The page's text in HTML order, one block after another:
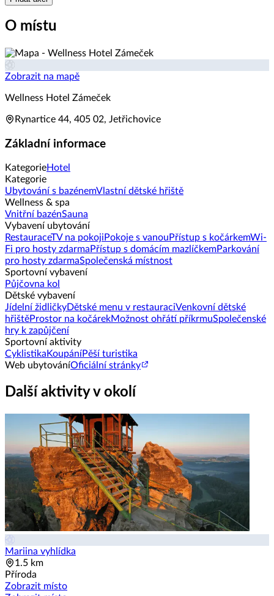
O místu
Zobrazit na mapě
Wellness Hotel Zámeček
Rynartice 44, 405 02, Jetřichovice
Základní informace
KategorieHotel
Kategorie
Ubytování s bazénemVlastní dětské hřiště
Wellness & spa
Vnitřní bazénSauna
Vybavení ubytování
RestauraceTV na pokoji Pokoje s vanou Přístup s kočárkemWi-
Fi pro hosty zdarma Přístup s domácím mazlíčkemParkování
pro hosty zdarmaSpolečenská místnost
Sportovní vybavení
Půjčovna kol
Dětské vybavení
Jídelní židličkyDětské menu v restauraciVenkovní dětské
hřištěProstor na kočárekMožnost ohřátí příkrmuSpolečenské
hry k zapůjčení
Sportovní aktivity
Cyklistika KoupáníPěší turistika
Web ubytováníOficiální stránky
Další aktivity v okolí
Mariina vyhlídka
1.5 km
Příroda
Zobrazit místo